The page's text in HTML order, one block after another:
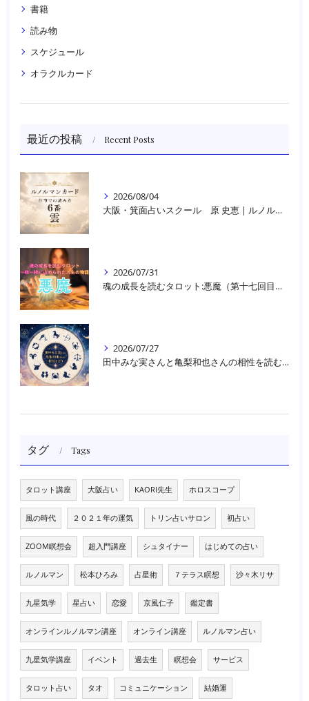
書籍
読み物
スケジュール
オラクルカード
最近の投稿 Recent Posts
2026/08/04
大阪・箕面占いスクール 原 史恵 | ルノルマンカード読み方のコツ「雲」 仕事をテーマに占った場合
2026/07/31
魂の成長を読むタロット:悪魔（第十七回目）｜大阪・箕面占いスクールラブアンドライト
2026/07/27
田中みな実さんと亀梨和也さんの相性を読む｜大阪・箕面占いスクールラブアンドライト
タグ Tags
タロット講座 大阪占い KAORI先生 ホロスコープ
風の時代 ２０２１年の運気 トリン占いサロン 初占い
ZOOM瞑想会 超入門講座 シュタイナー はじめての占い
ルノルマン 松本ひろみ 占星術 ７テラス瞑想 沙々木リサ
九星気学 星占い 恋愛 京風仁子 鑑定書
オンラインルノルマン講座 オンライン講座 ルノルマン占い
九星気学講座 イベント 過去生 瞑想会 サービス
タロット占い タオ コミュニケーション 結婚運